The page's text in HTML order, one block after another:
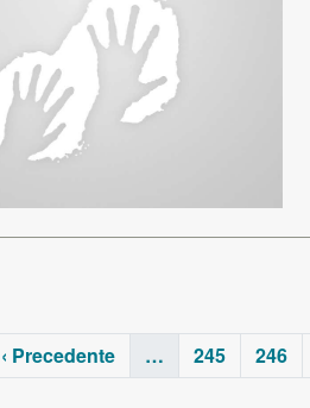
‹ Precedente … 245 246